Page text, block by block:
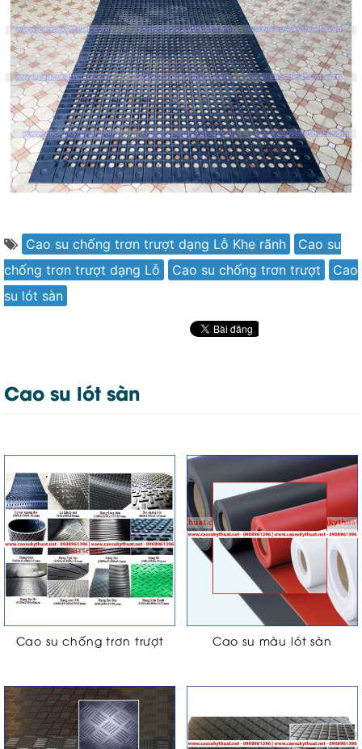
Cao su chống trơn trượt dạng Lỗ Khe rãnh
Cao su
chống trơn trượt dạng Lỗ
Cao su chống trơn trượt
Cao
su lót sàn
Cao su lót sàn
Cao su chống trơn trượt Cao su màu lót sàn